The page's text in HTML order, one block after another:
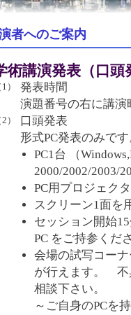
者へのご案内
術講演発表（口頭
1）
発表時間
演題番号の右に講
2）
口頭発表
形式PC発表のみで
PC1台 （
2000/2002/2003/
PC用プロジェク
スクリーン1面を
セッション開始
PC をご持参くだ
会場の試写コー
が行えます。 不
相談下さい。
～ご自身のPCを